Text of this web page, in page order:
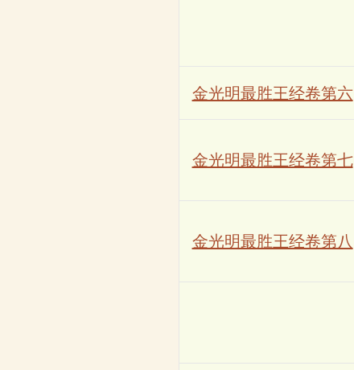
金光明最胜王经卷第六
金光明最胜王经卷第七
金光明最胜王经卷第八